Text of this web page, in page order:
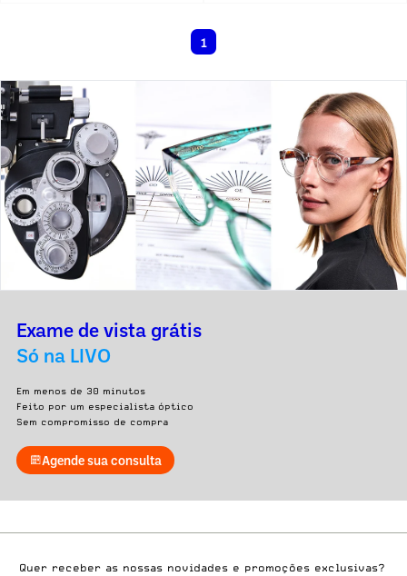
1
Exame de vista grátis
Só na LIVO
Em menos de 30 minutos
Feito por um especialista óptico
Sem compromisso de compra
Agende sua consulta
Quer receber as nossas novidades e promoções exclusivas?